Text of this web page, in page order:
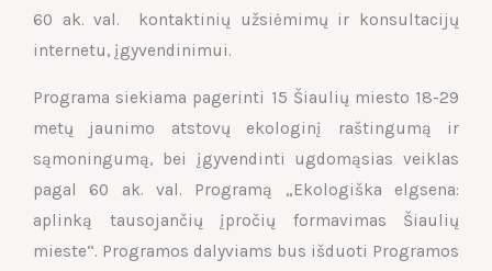
60 ak. val. kontaktinių užsiėmimų ir konsultacijų
internetu, įgyvendinimui.
Programa siekiama pagerinti 15 Šiaulių miesto 18-29
metų jaunimo atstovų ekologinį raštingumą ir
sąmoningumą, bei įgyvendinti ugdomąsias veiklas
pagal 60 ak. val. Programą „Ekologiška elgsena:
aplinką tausojančių įpročių formavimas Šiaulių
mieste“. Programos dalyviams bus išduoti Programos